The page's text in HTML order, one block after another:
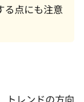
る点にも注意
トレンドの方向